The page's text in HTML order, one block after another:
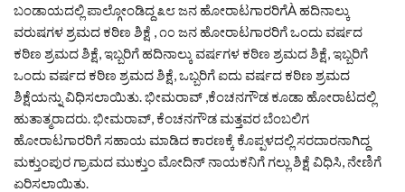
ಬಂಡಾಯದಲ್ಲಿ ಪಾಲ್ಗೋಂಡಿದ್ದ ೩೮ ಜನ ಹೋರಾಟಗಾರರಿಗೆÀ ಹದಿನಾಲ್ಕು
ವರುಷಗಳ ಶ್ರಮದ ಕಠಿಣ ಶಿಕ್ಷೆ , ೧೦ ಜನ ಹೋರಾಟಗಾರರಿಗೆ ಒಂದು ವರ್ಷದ
ಕಠಿಣ ಶ್ರಮದ ಶಿಕ್ಷೆ, ಇಬ್ಬರಿಗೆ ಹದಿನಾಲ್ಕು ವರ್ಷಗಳ ಕಠಿಣ ಶ್ರಮದ ಶಿಕ್ಷೆ, ಇಬ್ಬರಿಗೆ
ಒಂದು ವರ್ಷದ ಕಠಿಣ ಶ್ರಮದ ಶಿಕ್ಷೆ, ಒಬ್ಬರಿಗೆ ಐದು ವರ್ಷದ ಕಠಿಣ ಶ್ರಮದ
ಶಿಕ್ಷೆಯನ್ನು ವಿಧಿಸಲಾಯಿತು. ಭೀಮರಾವ್ ,ಕೆಂಚನಗೌಡ ಕೂಡಾ ಹೋರಾಟದಲ್ಲಿ
ಹುತಾತ್ಮರಾದರು. ಭೀಮರಾವ್, ಕೆಂಚನಗೌಡ ಮತ್ತವರ ಬೆಂಬಲಿಗ
ಹೋರಾಟಗಾರರಿಗೆ ಸಹಾಯ ಮಾಡಿದ ಕಾರಣಕ್ಕೆ ಕೊಪ್ಪಳದಲ್ಲಿ ಸರದಾರನಾಗಿದ್ದ
ಮಕ್ತುಂಪುರ ಗ್ರಾಮದ ಮುಕ್ತುಂ ಮೋದಿನ್ ನಾಯಕನಿಗೆ ಗಲ್ಲು ಶಿಕ್ಷೆ ವಿಧಿಸಿ, ನೇಣಿಗೆ
ಏರಿಸಲಾಯಿತು.